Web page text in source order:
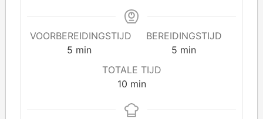
VOORBEREIDINGSTIJD
5 min
BEREIDINGSTIJD
5 min
TOTALE TIJD
10 min